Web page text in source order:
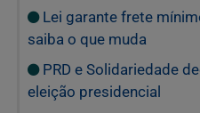
Lei garante frete
saiba o que muda
PRD e Solidariedade
eleição presidencial